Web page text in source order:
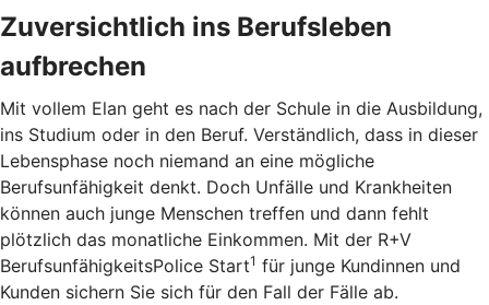
Zuversichtlich ins Berufsleben
aufbrechen
Mit vollem Elan geht es nach der Schule in die Ausbildung,
ins Studium oder in den Beruf. Verständlich, dass in dieser
Lebensphase noch niemand an eine mögliche
Berufsunfähigkeit denkt. Doch Unfälle und Krankheiten
können auch junge Menschen treffen und dann fehlt
plötzlich das monatliche Einkommen. Mit der R+V
BerufsunfähigkeitsPolice Start1 für junge Kundinnen und
Kunden sichern Sie sich für den Fall der Fälle ab.